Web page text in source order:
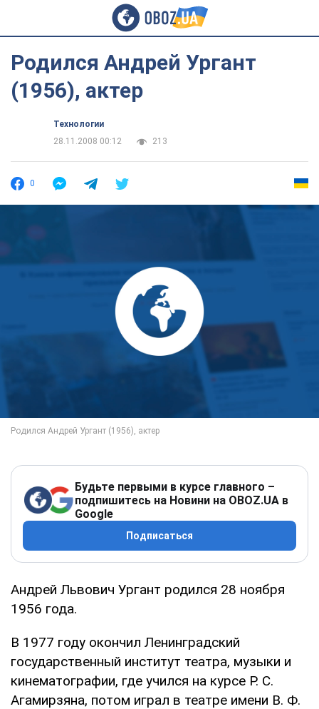
Родился Андрей Ургант
(1956), актер
Технологии
28.11.2008 00:12
213
0
Будьте первыми в курсе главного –
подпишитесь на Новини на OBOZ.UA в
Google
Подписаться
Андрей Львович Ургант родился 28 ноября
1956 года.
В 1977 году окончил Ленинградский
государственный институт театра, музыки и
кинематографии, где учился на курсе Р. С.
Агамирзяна, потом играл в театре имени В. Ф.